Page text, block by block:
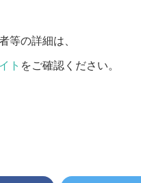
等の詳細は、
ト をご確認ください。